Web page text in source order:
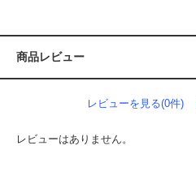
商品レビュー
レビューを見る(0件)
レビューはありません。